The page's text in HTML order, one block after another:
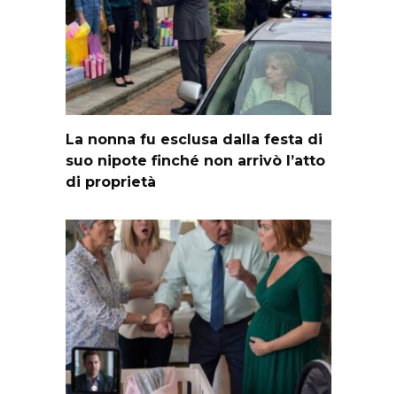
La nonna fu esclusa dalla festa di
suo nipote finché non arrivò l’atto
di proprietà